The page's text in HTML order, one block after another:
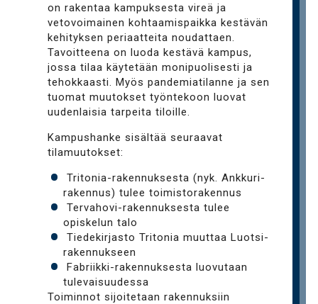
on rakentaa kampuksesta vireä ja
vetovoimainen kohtaamispaikka kestävän
kehityksen periaatteita noudattaen.
Tavoitteena on luoda kestävä kampus,
jossa tilaa käytetään monipuolisesti ja
tehokkaasti. Myös pandemiatilanne ja sen
tuomat muutokset työntekoon luovat
uudenlaisia tarpeita tiloille.
Kampushanke sisältää seuraavat
tilamuutokset:
Tritonia-rakennuksesta (nyk. Ankkuri-
rakennus) tulee toimistorakennus
Tervahovi-rakennuksesta tulee
opiskelun talo
Tiedekirjasto Tritonia muuttaa Luotsi-
rakennukseen
Fabriikki-rakennuksesta luovutaan
tulevaisuudessa
Toiminnot sijoitetaan rakennuksiin